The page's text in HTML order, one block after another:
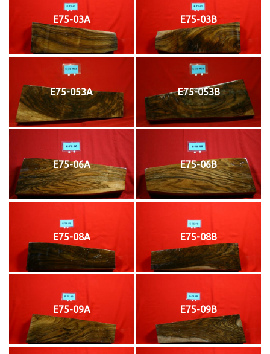
E75-03A E75-03B
E75-053A E75-053B
E75-06A E75-06B
E75-08A E75-08B
E75-09A E75-09B